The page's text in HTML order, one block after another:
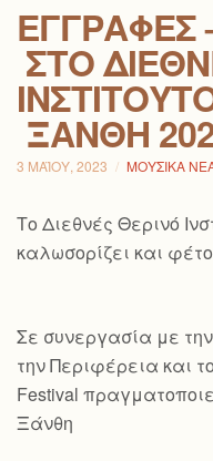
ΕΓΓΡΑΦΈΣ
ΣΤΟ
ΞΆΝΘΗ
3 ΜΑΪ́ΟΥ, 2023 ΜΟΥΣΙΚΆ
Το Διεθνές Θερινό
καλωσορίζει και
Σε συνεργασία με
την Περιφέρεια και
Festival
Ξάνθη